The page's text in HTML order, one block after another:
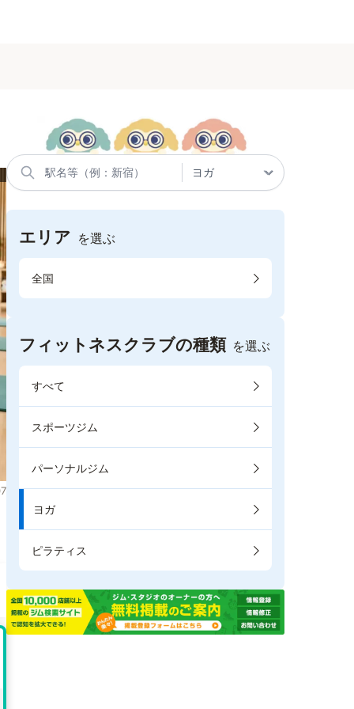
エリア を選ぶ
全国
フィットネスクラブの種類 を選ぶ
すべて
スポーツジム
パーソナルジム
ヨガ
ピラティス